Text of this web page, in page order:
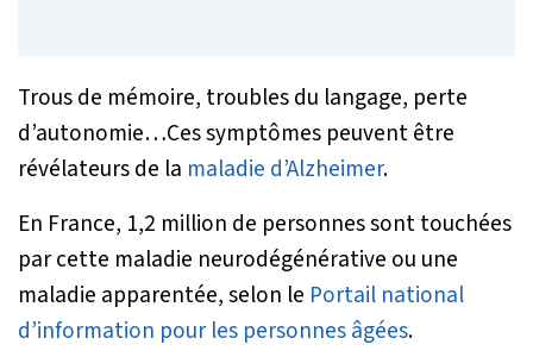
Trous de mémoire, troubles du langage, perte
d’autonomie…Ces symptômes peuvent être
révélateurs de la maladie d’Alzheimer.
En France, 1,2 million de personnes sont touchées
par cette maladie neurodégénérative ou une
maladie apparentée, selon le Portail national
d’information pour les personnes âgées.